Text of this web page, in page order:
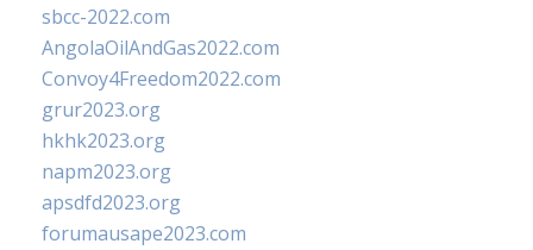
sbcc-2022.com
AngolaOilAndGas2022.com
Convoy4Freedom2022.com
grur2023.org
hkhk2023.org
napm2023.org
apsdfd2023.org
forumausape2023.com